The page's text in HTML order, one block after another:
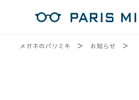
メガネのパリミキ お知らせ